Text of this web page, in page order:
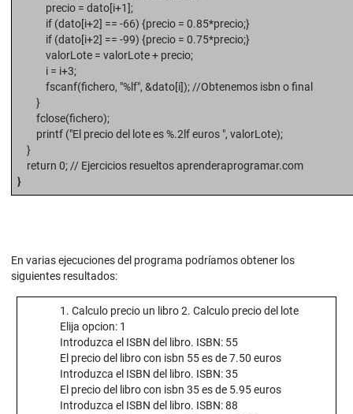
precio = dato[i+1];
if (dato[i+2] == -66) {precio = 0.85*precio;}
if (dato[i+2] == -99) {precio = 0.75*precio;}
valorLote = valorLote + precio;
i = i+3;
fscanf(fichero, "%lf", &dato[i]); //Obtenemos isbn o final
}
fclose(fichero);
printf ("El precio del lote es %.2lf euros ", valorLote);
}
return 0; // Ejercicios resueltos aprenderaprogramar.com
}
En varias ejecuciones del programa podríamos obtener los
siguientes resultados:
1. Calculo precio un libro 2. Calculo precio del lote
Elija opcion: 1
Introduzca el ISBN del libro. ISBN: 55
El precio del libro con isbn 55 es de 7.50 euros
Introduzca el ISBN del libro. ISBN: 35
El precio del libro con isbn 35 es de 5.95 euros
Introduzca el ISBN del libro. ISBN: 88